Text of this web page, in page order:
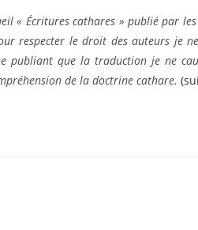
« Écritures cathares » publié par
respecter le droit des auteurs je
publiant que la traduction je ne
de la doctrine cathare.